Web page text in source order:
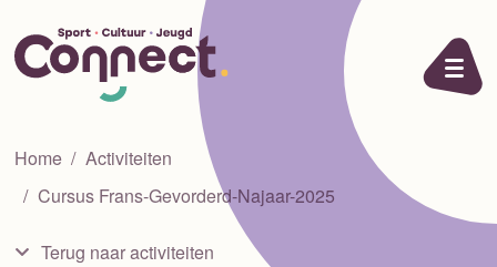
Ga naar de inhoud
Home
Activiteiten
Cursus Frans-Gevorderd-Najaar-2025
Terug naar activiteiten